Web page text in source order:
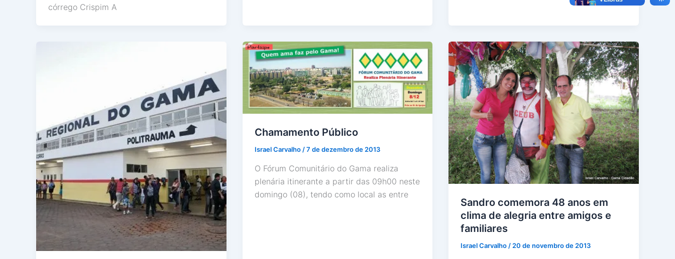
córrego Crispim A
Chamamento Público
Israel Carvalho /7 de dezembro de 2013
O Fórum Comunitário do Gama realiza
plenária itinerante a partir das 09h00 neste
domingo (08), tendo como local as entre
Sandro comemora 48 anos em
clima de alegria entre amigos e
familiares
Israel Carvalho/20 de novembro de 2013